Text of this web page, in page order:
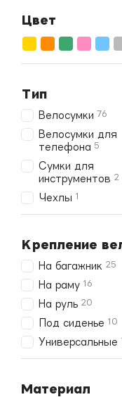
Цвет
Тип
Велосумки 76
Велосумки для
телефона 5
Сумки для
инструментов 2
Чехлы 1
Крепление
На багажник 25
На раму 16
На руль 20
Под сиденье 10
Универсальные
Материал